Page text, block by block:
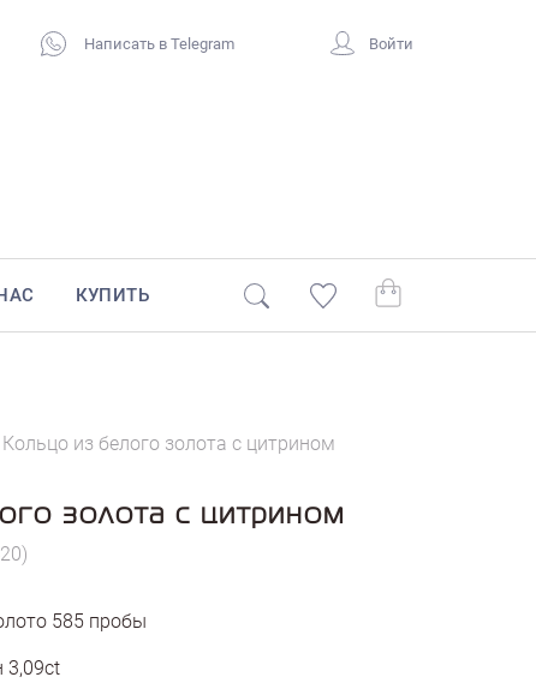
Написать в Telegram Войти
КУПИТЬ
Кольцо из белого золота с цитрином
золота с цитрином
585 пробы
3,09ct